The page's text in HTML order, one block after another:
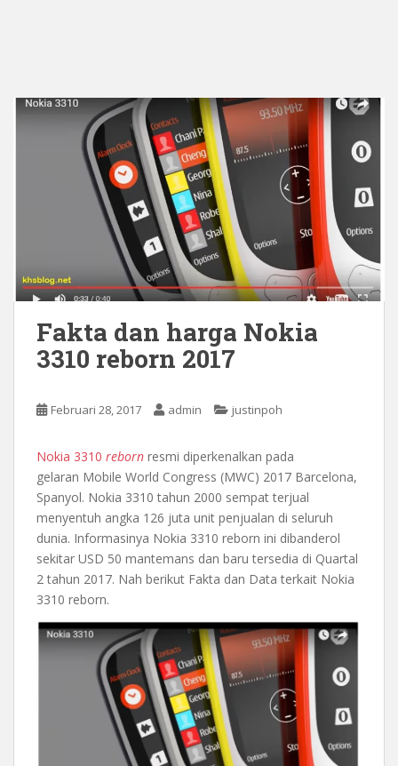
Fakta dan harga Nokia
3310 reborn 2017
Februari 28, 2017 admin justinpoh
Nokia 3310 reborn resmi diperkenalkan pada
gelaran Mobile World Congress (MWC) 2017 Barcelona,
Spanyol. Nokia 3310 tahun 2000 sempat terjual
menyentuh angka 126 juta unit penjualan di seluruh
dunia. Informasinya Nokia 3310 reborn ini dibanderol
sekitar USD 50 mantemans dan baru tersedia di Quartal
2 tahun 2017. Nah berikut Fakta dan Data terkait Nokia
3310 reborn.